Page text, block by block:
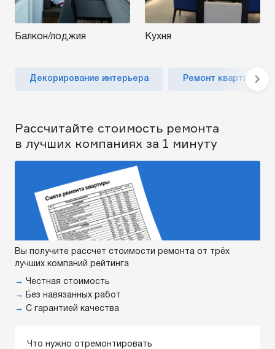
Балкон/лоджия Кухня
Декорирование интерьера Ремонт квартиры
Что нужно отремонтировать
Рассчитайте стоимость ремонта
в лучших компаниях за 1 минуту
Вы получите рассчет стоимости ремонта от трёх
лучших компаний рейтинга
→ Честная стоимость
→
Без навязанных работ
→ С гарантией качества